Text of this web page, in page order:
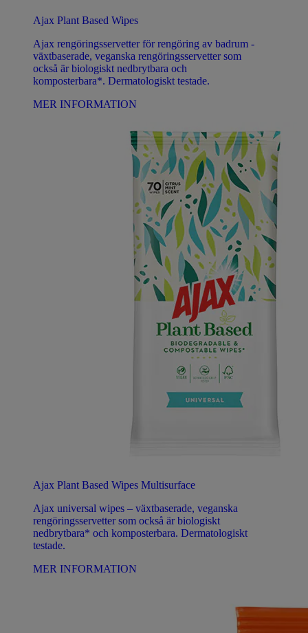
Ajax Plant Based Wipes
Ajax rengöringsservetter för rengöring av badrum -
växtbaserade, veganska rengöringsservetter som
också är biologiskt nedbrytbara och
komposterbara*. Dermatologiskt testade.
MER INFORMATION
Ajax Plant Based Wipes Multisurface
Ajax universal wipes – växtbaserade, veganska
rengöringsservetter som också är biologiskt
nedbrytbara* och komposterbara. Dermatologiskt
testade.
MER INFORMATION